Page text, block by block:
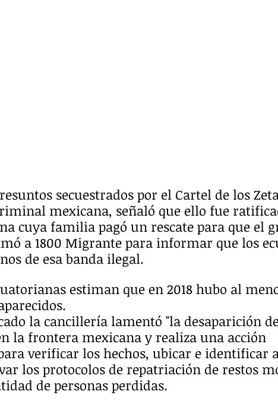
secuestrados por el Cartel de los
mexicana, señaló que ello fue
cuya familia pagó un rescate para que el
a 1800 Migrante para informar que los
de esa banda ilegal.
estiman que en 2018 hubo al
la cancillería lamentó "la desaparición
la frontera mexicana y realiza una acción
verificar los hechos, ubicar e identificar
los protocolos de repatriación de restos
de personas perdidas.